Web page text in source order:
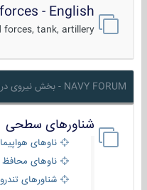
forces - English
forces, tank, artillery ...
NAVY FORUM - بخش نیروی دریایی
شناورهای سطحی
ناوهای هواپیمابر
ناوهای محافظ
شناورهای تندرو